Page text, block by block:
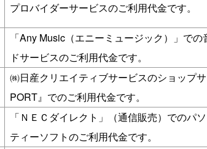
プロバイダーサービスのご利用代金です。
「Any Music（エニーミュージック）」で
ドサービスのご利用代金です。
㈱日産クリエイティブサービスのショップ
PORT』でのご利用代金です。
「ＮＥＣダイレクト」（通信販売）でのパ
ティーソフトのご利用代金です。